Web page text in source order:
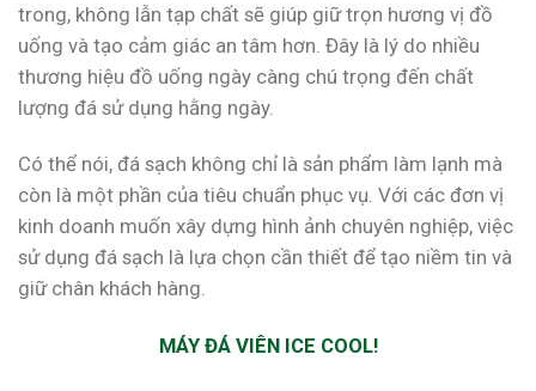
trong, không lẫn tạp chất sẽ giúp giữ trọn hương vị đồ
uống và tạo cảm giác an tâm hơn. Đây là lý do nhiều
thương hiệu đồ uống ngày càng chú trọng đến chất
lượng đá sử dụng hằng ngày.
Có thể nói, đá sạch không chỉ là sản phẩm làm lạnh mà
còn là một phần của tiêu chuẩn phục vụ. Với các đơn vị
kinh doanh muốn xây dựng hình ảnh chuyên nghiệp, việc
sử dụng đá sạch là lựa chọn cần thiết để tạo niềm tin và
giữ chân khách hàng.
MÁY ĐÁ VIÊN ICE COOL!